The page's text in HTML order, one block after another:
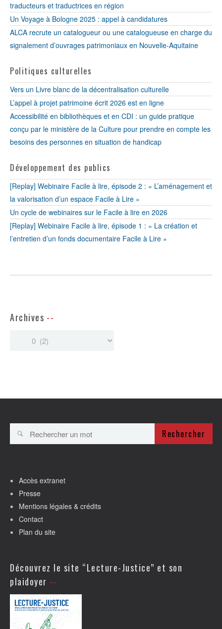
traducteurs et traductrices en région
Un Voyage à Bologne 2025 : appel à candidatures
ALCA recrute un catalogueur ou une catalogueuse en charge du
signalement d’ouvrages patrimoniaux en Nouvelle-Aquitaine
Politiques culturelles
Vers un Livre blanc de la décentralisation culturelle
L’appel à projet patrimoine écrit 2026 est en ligne
Accessibilité en bibliothèques et en CDI : un guide pratique
conçu par le ministère de la Culture pour prendre en compte les
besoins des personnes en situation de handicap
Développement des publics
[Replay] Webinaire Facile à lire, épisode 2 : « L’aménagement et
la valorisation d’un espace Facile à Lire »
Un cycle de webinaires sur le Facile à lire en 2026
[Replay] Webinaire Facile à lire, épisode 1 : « La création et
l’entretien d’un fonds documentaire Facile à Lire »
Archives
Rechercher
Accès extranet
Presse
Mentions légales & crédits
Contact
Plan du site
Découvrez le site “Lecture-Justice” et son
plaidoyer